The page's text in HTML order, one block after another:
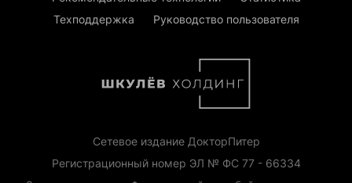
Техподдержка
Руководство пользователя
Сетевое издание ДокторПитер
Регистрационный номер ЭЛ № ФС 77 - 66334